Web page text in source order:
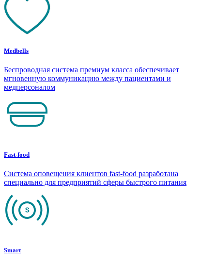
Medbells
Беспроводная система премиум класса обеспечивает
мгновенную коммуникацию между пациентами и
медперсоналом
Fast-food
Система оповещения клиентов fast-food разработана
специально для предприятий сферы быстрого питания
Smart